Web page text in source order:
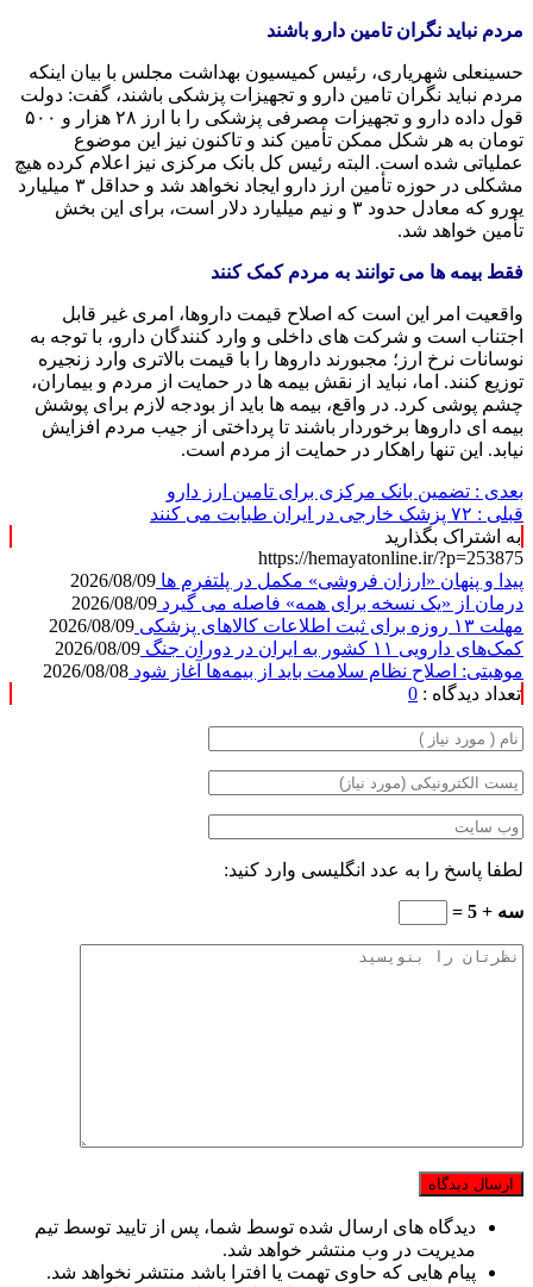
مردم نباید نگران تامین دارو باشند
حسینعلی شهریاری، رئیس کمیسیون بهداشت مجلس با بیان اینکه
مردم نباید نگران تامین دارو و تجهیزات پزشکی باشند، گفت: دولت
قول داده دارو و تجهیزات مصرفی پزشکی را با ارز ۲۸ هزار و ۵۰۰
تومان به هر شکل ممکن تأمین کند و تاکنون نیز این موضوع
عملیاتی شده است. البته رئیس کل بانک مرکزی نیز اعلام کرده هیچ
مشکلی در حوزه تأمین ارز دارو ایجاد نخواهد شد و حداقل ۳ میلیارد
یورو که معادل حدود ۳ و نیم میلیارد دلار است، برای این بخش
تأمین خواهد شد.
فقط بیمه ها می توانند به مردم کمک کنند
واقعیت امر این است که اصلاح قیمت داروها، امری غیر قابل
اجتناب است و شرکت های داخلی و وارد کنندگان دارو، با توجه به
نوسانات نرخ ارز؛ مجبورند داروها را با قیمت بالاتری وارد زنجیره
توزیع کنند. اما، نباید از نقش بیمه ها در حمایت از مردم و بیماران،
چشم پوشی کرد. در واقع، بیمه ها باید از بودجه لازم برای پوشش
بیمه ای داروها برخوردار باشند تا پرداختی از جیب مردم افزایش
نیابد. این تنها راهکار در حمایت از مردم است.
بعدی : تضمین بانک مرکزی برای تامین ارز دارو
قبلی :
به اشتراک بگذارید
https://hemayatonline.ir/?p=253875
پیدا و پنهان «ارزان فروشی» مکمل در پلتفرم ها 2026/08/09
درمان از «یک نسخه برای همه» فاصله می گیرد 2026/08/09
مهلت ۱۳ روزه برای ثبت اطلاعات کالاهای پزشکی
2026/08/09
کمک‌های دارویی ۱۱ کشور به ایران در دوران جنگ
2026/08/09
موهبتی: اصلاح نظام سلامت باید از بیمه‌ها آغاز شود 2026/08/08
تعداد دیدگاه : 0
لطفا پاسخ را به عدد انگلیسی وارد کنید:
سه + 5 =
دیدگاه های ارسال شده توسط شما، پس از تایید توسط تیم
مدیریت در وب منتشر خواهد شد.
پیام هایی که حاوی تهمت یا افترا باشد منتشر نخواهد شد.